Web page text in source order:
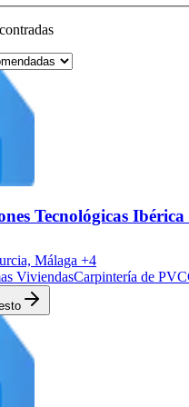
Tecnológicas
Málaga +4
ViviendasCarpintería de PVC